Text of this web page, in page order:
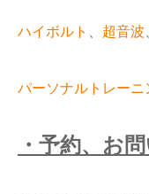
ハイボルト 超音波
パーソナルトレーニ
・予約、お